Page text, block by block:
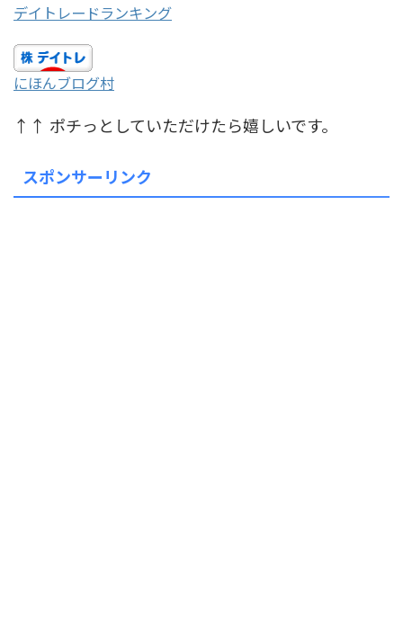
デイトレードランキング
にほんブログ村
↑↑ ポチっとしていただけたら嬉しいです。
スポンサーリンク